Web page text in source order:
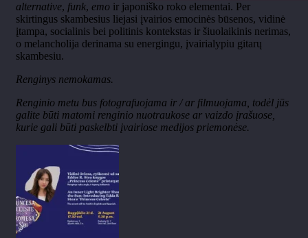
alternative, funk, emo ir japoniško roko elementai. Per
skirtingus skambesius liejasi įvairios emocinės būsenos, vidinė
įtampa, socialinis bei politinis kontekstas ir šiuolaikinis nerimas,
o melancholija derinama su energingu, įvairialypiu gitarų
skambesiu.
Renginys nemokamas.
Renginio metu bus fotografuojama ir / ar filmuojama, todėl jūs
galite būti matomi renginio nuotraukose ar vaizdo įrašuose,
kurie gali būti paskelbti įvairiose medijos priemonėse.